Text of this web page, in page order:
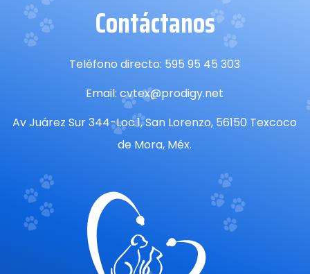
Contáctanos
Teléfono directo: 595 95 45 303
Email: cvtex@prodigy.net
Av Juárez Sur 344-Loc.1, San Lorenzo, 56150 Texcoco
de Mora, Méx.